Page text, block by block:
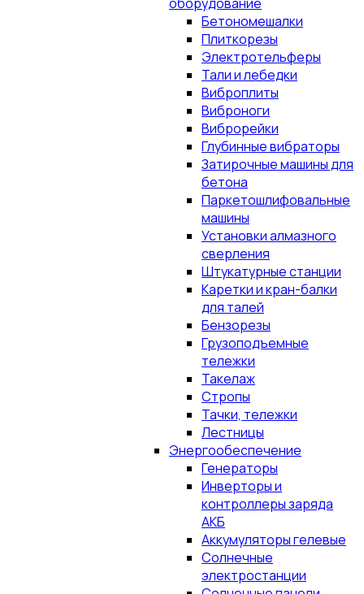
Бетономешалки
Плиткорезы
Электротельферы
Тали и лебедки
Виброплиты
Виброноги
Виброрейки
Глубинные вибраторы
Затирочные машины для
бетона
Паркетошлифовальные
машины
Установки алмазного
сверления
Штукатурные станции
Каретки и кран-балки
для талей
Бензорезы
Грузоподъемные
тележки
Такелаж
Стропы
Тачки, тележки
Лестницы
Энергообеспечение
Генераторы
Инверторы и
контроллеры заряда
АКБ
Аккумуляторы гелевые
Солнечные
электростанции